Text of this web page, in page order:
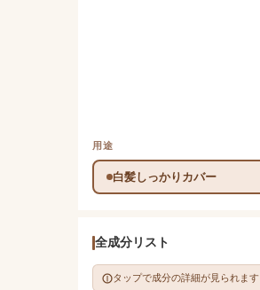
用途
白髪しっかりカバー
全成分リスト
タップで成分の詳細が見られます